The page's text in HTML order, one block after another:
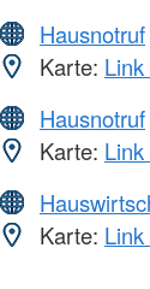
Hausnotruf
Karte:
Hausnotruf
Karte:
Karte: